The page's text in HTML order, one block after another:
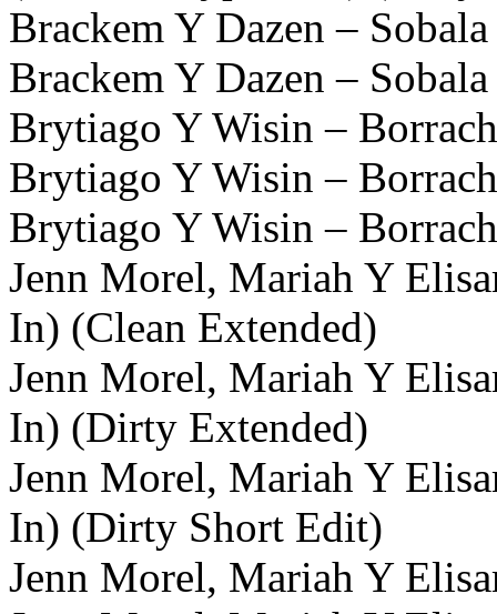
Brackem Y Dazen –
Brackem Y Dazen –
Brytiago Y Wisin –
Brytiago Y Wisin –
Brytiago Y Wisin –
Jenn Morel, Mariah Y
In) (Clean Extended)
Jenn Morel, Mariah Y
In) (Dirty Extended)
Jenn Morel, Mariah Y
In) (Dirty Short Edit)
Jenn Morel, Mariah Y